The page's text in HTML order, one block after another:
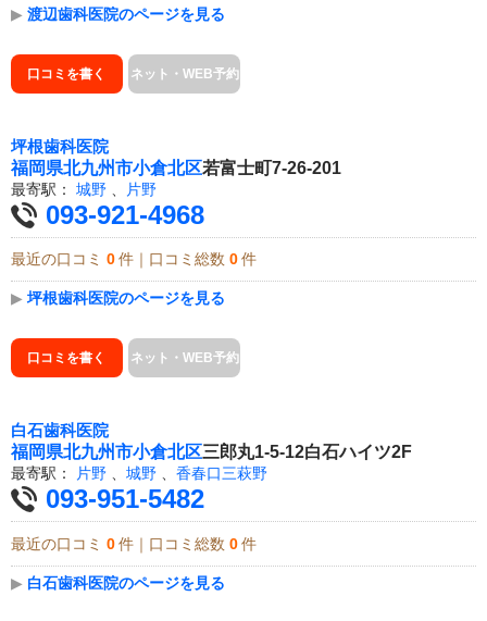
▶ 渡辺歯科医院のページを見る
口コミを書く ネット・WEB予約
坪根歯科医院
福岡県北九州市小倉北区若富士町7-26-201
最寄駅： 城野 片野
093-921-4968
最近の口コミ 0 件｜口コミ総数 0 件
▶ 坪根歯科医院のページを見る
口コミを書く ネット・WEB予約
白石歯科医院
福岡県北九州市小倉北区三郎丸1-5-12白石ハイツ2F
最寄駅： 片野 、 城野 、 香春口三萩野
093-951-5482
最近の口コミ 0 件｜口コミ総数 0 件
▶ 白石歯科医院のページを見る